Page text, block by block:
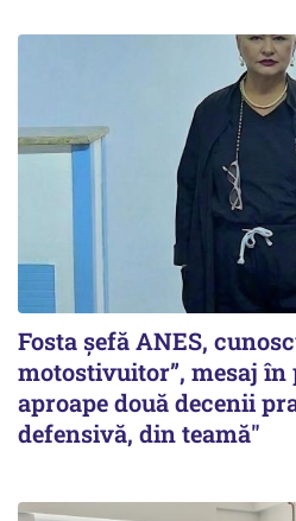
Fosta șefă ANES,
motostivuitor”, mesaj în
aproape două decenii
defensivă, din teamă"